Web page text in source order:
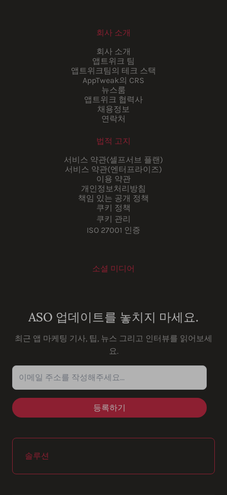
회사 소개
회사 소개
앱트위크 팀
앱트위크팀의 테크 스택
AppTweak의 CRS
뉴스룸
앱트위크 협력사
채용정보
연락처
법적 고지
서비스 약관(셀프서브 플랜)
서비스 약관(엔터프라이즈)
이용 약관
개인정보처리방침
책임 있는 공개 정책
쿠키 정책
쿠키 관리
ISO 27001 인증
소셜 미디어
ASO 업데이트를 놓치지 마세요.
최근 앱 마케팅 기사, 팁, 뉴스 그리고 인터뷰를 읽어보세
요.
이메일 주소를 작성해주세요...
솔루션